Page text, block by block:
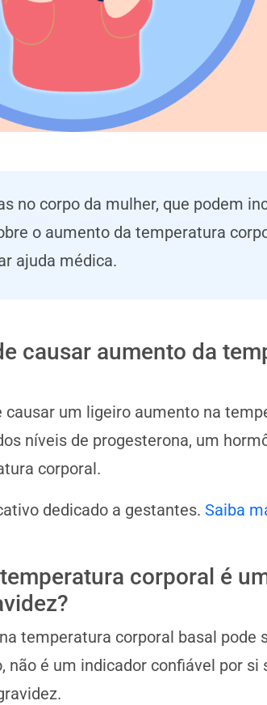
no corpo da mulher, que podem
o aumento da temperatura
ajuda médica.
causar aumento da
causar um ligeiro aumento na
níveis de progesterona, um
corporal.
dedicado a gestantes. Saiba
corporal é
temperatura corporal basal pode
não é um indicador confiável por si